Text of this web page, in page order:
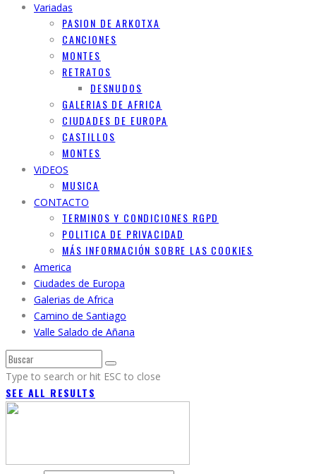
Variadas
PASION DE ARKOTXA
CANCIONES
MONTES
RETRATOS
DESNUDOS
GALERIAS DE AFRICA
CIUDADES DE EUROPA
CASTILLOS
MONTES
ViDEOS
MUSICA
CONTACTO
TERMINOS Y CONDICIONES RGPD
POLITICA DE PRIVACIDAD
MÁS INFORMACIÓN SOBRE LAS COOKIES
America
Ciudades de Europa
Galerias de Africa
Camino de Santiago
Valle Salado de Añana
Type to search or hit ESC to close
SEE ALL RESULTS